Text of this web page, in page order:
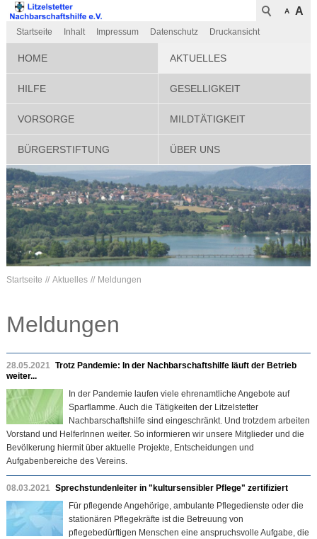
A A
Startseite Inhalt Impressum Datenschutz Druckansicht
HOME AKTUELLES
HILFE GESELLIGKEIT
VORSORGE MILDTÄTIGKEIT
BÜRGERSTIFTUNG ÜBER UNS
Startseite Aktuelles Meldungen
Meldungen
28.05.2021 Trotz Pandemie: In der Nachbarschaftshilfe läuft der Betrieb
weiter...
In der Pandemie laufen viele ehrenamtliche Angebote auf
Sparflamme. Auch die Tätigkeiten der Litzelstetter
Nachbarschaftshilfe sind eingeschränkt. Und trotzdem arbeiten
Vorstand und HelferInnen weiter. So informieren wir unsere Mitglieder und die
Bevölkerung hiermit über aktuelle Projekte, Entscheidungen und
Aufgabenbereiche des Vereins.
08.03.2021 Sprechstundenleiter in "kultursensibler Pflege" zertifiziert
Für pflegende Angehörige, ambulante Pflegedienste oder die
stationären Pflegekräfte ist die Betreuung von
pflegebedürftigen Menschen eine anspruchsvolle Aufgabe, die